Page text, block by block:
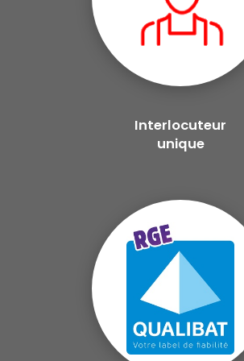
Interlocuteur
unique